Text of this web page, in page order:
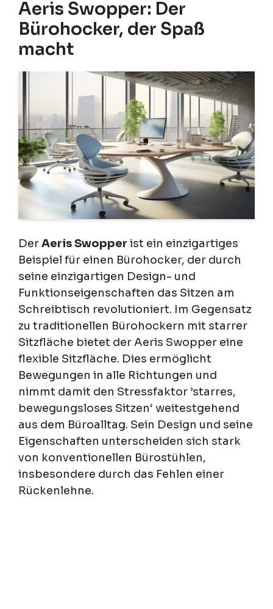
Aeris Swopper: Der
Bürohocker, der Spaß
macht
DerAeris Swopper ist ein einzigartiges
Beispiel für einen Bürohocker, der durch
seine einzigartigen Design- und
Funktionseigenschaften das Sitzen am
Schreibtisch revolutioniert. Im Gegensatz
zu traditionellen Bürohockern mit starrer
Sitzfläche bietet der Aeris Swopper eine
flexible Sitzfläche. Dies ermöglicht
Bewegungen in alle Richtungen und
nimmt damit den Stressfaktor ’starres,
bewegungsloses Sitzen‘ weitestgehend
aus dem Büroalltag. Sein Design und seine
Eigenschaften unterscheiden sich stark
von konventionellen Bürostühlen,
insbesondere durch das Fehlen einer
Rückenlehne.